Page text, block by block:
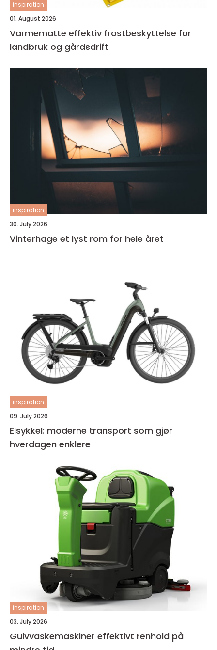
inspiration
01. August 2026
Varmematte effektiv frostbeskyttelse for
landbruk og gårdsdrift
inspiration
30. July 2026
Vinterhage et lyst rom for hele året
inspiration
09. July 2026
Elsykkel: moderne transport som gjør
hverdagen enklere
inspiration
03. July 2026
Gulvvaskemaskiner effektivt renhold på